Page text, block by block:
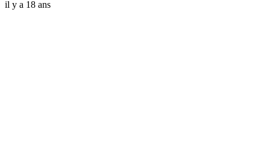
il y a 18 ans